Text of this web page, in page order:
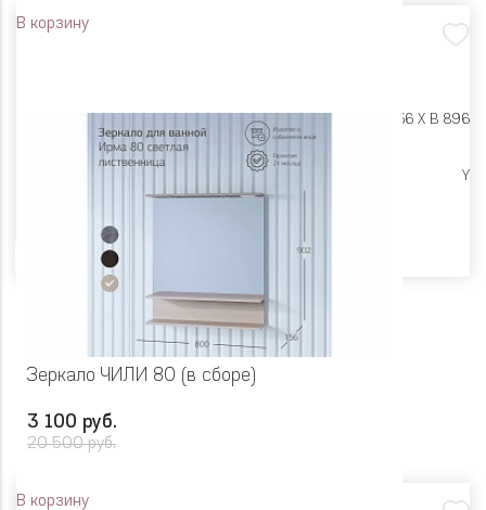
В корзину
Ш 900 X Г 156 X В 896
Y
Зеркало ЧИЛИ 80 (в сборе)
3 100 руб.
20 500 руб.
В корзину